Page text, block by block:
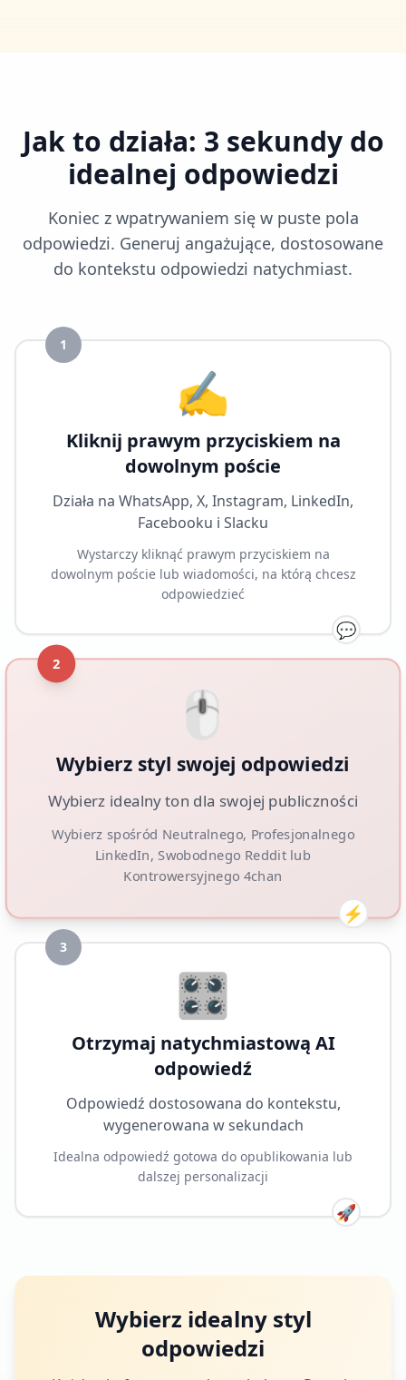
Jak to działa: 3 sekundy do
idealnej odpowiedzi
Koniec z wpatrywaniem się w puste pola
odpowiedzi. Generuj angażujące, dostosowane
do kontekstu odpowiedzi natychmiast.
1
✍️
Kliknij prawym przyciskiem na
dowolnym poście
Działa na WhatsApp, X, Instagram, LinkedIn,
Facebooku i Slacku
Wystarczy kliknąć prawym przyciskiem na
dowolnym poście lub wiadomości, na którą chcesz
odpowiedzieć
💬
2
🖱️
Wybierz styl swojej odpowiedzi
Wybierz idealny ton dla swojej publiczności
Wybierz spośród Neutralnego, Profesjonalnego
LinkedIn, Swobodnego Reddit lub
Kontrowersyjnego 4chan
⚡
3
🎛️
Otrzymaj natychmiastową AI
odpowiedź
Odpowiedź dostosowana do kontekstu,
wygenerowana w sekundach
Idealna odpowiedź gotowa do opublikowania lub
dalszej personalizacji
🚀
Wybierz idealny styl
odpowiedzi